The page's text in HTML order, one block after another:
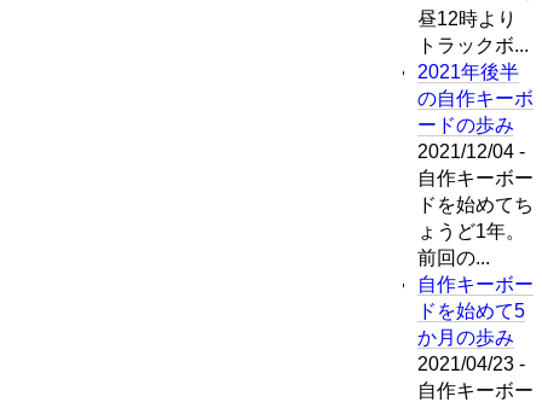
昼12時より
トラックボ...
2021年後半
の自作キーボ
ードの歩み
2021/12/04 -
自作キーボー
ドを始めてち
ょうど1年。
前回の...
自作キーボー
ドを始めて5
か月の歩み
2021/04/23 -
自作キーボー